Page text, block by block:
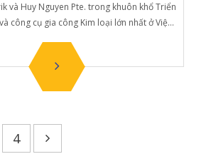
và Huy Nguyen Pte. trong khuôn khổ Triển
công cụ gia công Kim loại lớn nhất ở Việt
4